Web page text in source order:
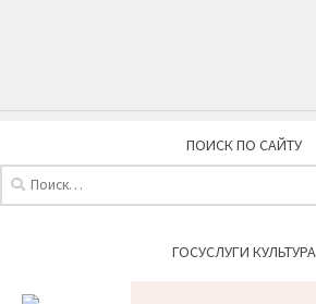
ПОИСК ПО САЙТУ
ГОСУСЛУГИ КУЛЬТУРА